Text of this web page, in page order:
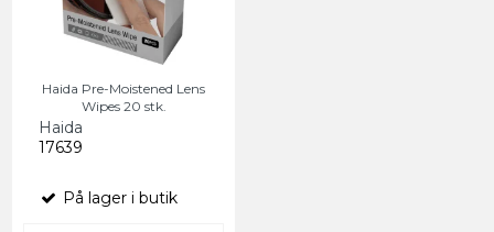
Haida Pre-Moistened Lens
Wipes 20 stk.
Haida
17639
På lager i butik